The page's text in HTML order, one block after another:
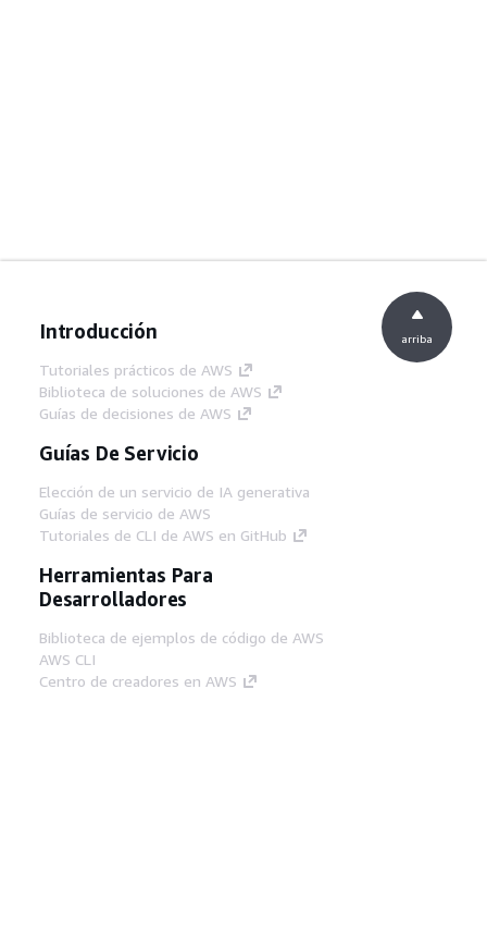
Introducción
Tutoriales prácticos de AWS
Biblioteca de soluciones de AWS
Guías de decisiones de AWS
Guías De Servicio
Elección de un servicio de IA generativa
Guías de servicio de AWS
Tutoriales de CLI de AWS en GitHub
Herramientas Para
Desarrolladores
Biblioteca de ejemplos de código de AWS
AWS CLI
Centro de creadores en AWS
arriba